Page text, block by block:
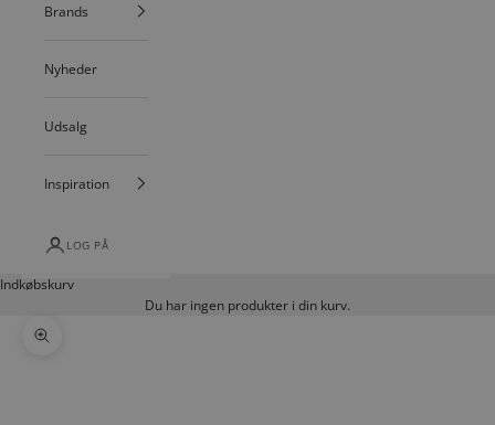
Brands
Nyheder
Udsalg
Inspiration
LOG PÅ
Indkøbskurv
Du har ingen produkter i din kurv.
Zoom